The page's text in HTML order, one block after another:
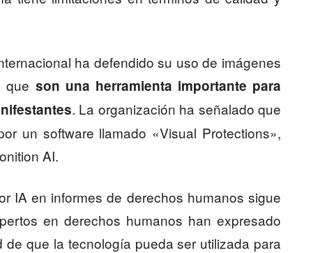
ha defendido su uso de imágenes
que son una herramienta importante para
. La organización ha señalado que
un software llamado «Visual Protections»,
AI.
IA en informes de derechos humanos sigue
en derechos humanos han expresado
que la tecnología pueda ser utilizada para